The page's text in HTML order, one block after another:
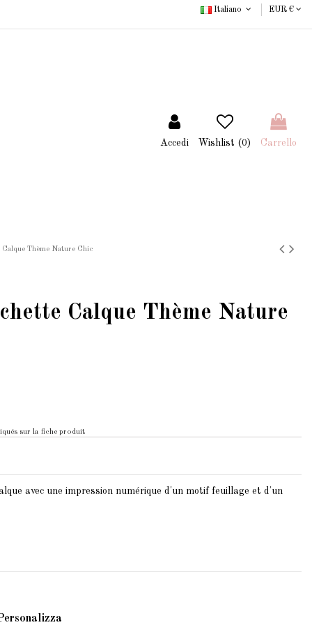
Italiano EUR €
Accedi Wishlist (0) Carrello
Thème Nature Chic
Calque Thème Nature
sur la fiche produit
avec une impression numérique d'un motif feuillage et d'un